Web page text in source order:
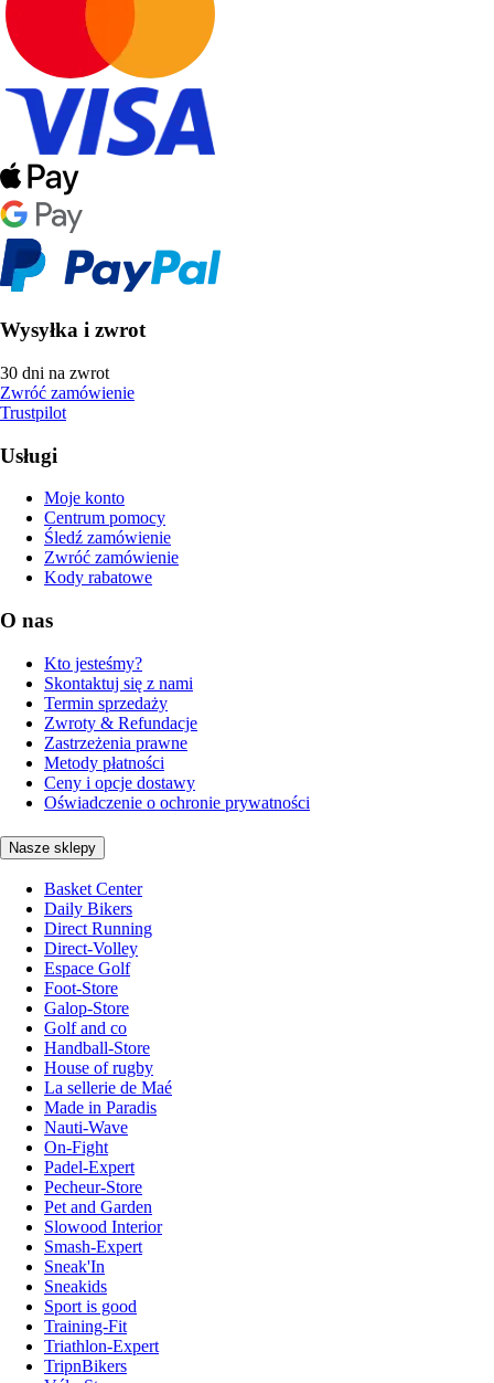
Wysyłka i zwrot
30 dni na zwrot
Zwróć zamówienie
Trustpilot
Usługi
Moje konto
Centrum pomocy
Śledź zamówienie
Zwróć zamówienie
Kody rabatowe
O nas
Kto jesteśmy?
Skontaktuj się z nami
Termin sprzedaży
Zwroty & Refundacje
Zastrzeżenia prawne
Metody płatności
Ceny i opcje dostawy
Oświadczenie o ochronie prywatności
Nasze sklepy
Basket Center
Daily Bikers
Direct Running
Direct-Volley
Espace Golf
Foot-Store
Galop-Store
Golf and co
Handball-Store
House of rugby
La sellerie de Maé
Made in Paradis
Nauti-Wave
On-Fight
Padel-Expert
Pecheur-Store
Pet and Garden
Slowood Interior
Smash-Expert
Sneak'In
Sneakids
Sport is good
Training-Fit
Triathlon-Expert
TripnBikers